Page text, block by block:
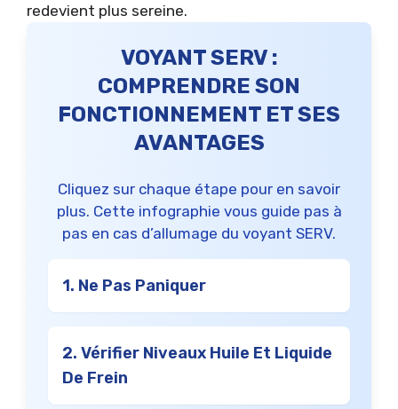
redevient plus sereine.
VOYANT SERV :
COMPRENDRE SON
FONCTIONNEMENT ET SES
AVANTAGES
Cliquez sur chaque étape pour en savoir
plus. Cette infographie vous guide pas à
pas en cas d’allumage du voyant SERV.
1. Ne Pas Paniquer
2. Vérifier Niveaux Huile Et Liquide
De Frein